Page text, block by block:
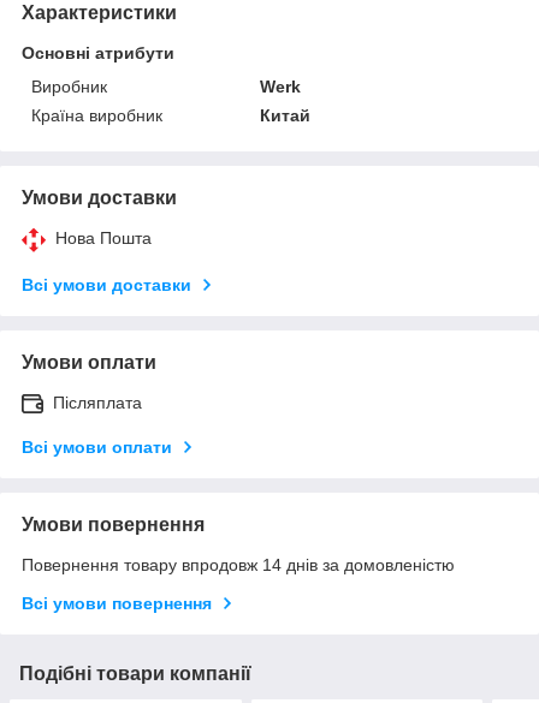
Характеристики
Основні атрибути
Виробник
Werk
Країна виробник
Китай
Умови доставки
Нова Пошта
Всі умови доставки
Умови оплати
Післяплата
Всі умови оплати
Умови повернення
Повернення товару впродовж 14 днів за домовленістю
Всі умови повернення
Подібні товари компанії